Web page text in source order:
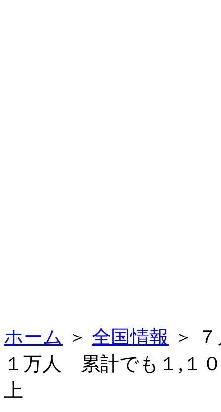
ホーム ＞ 全国情報 ＞
１万人 累計でも１,１
上